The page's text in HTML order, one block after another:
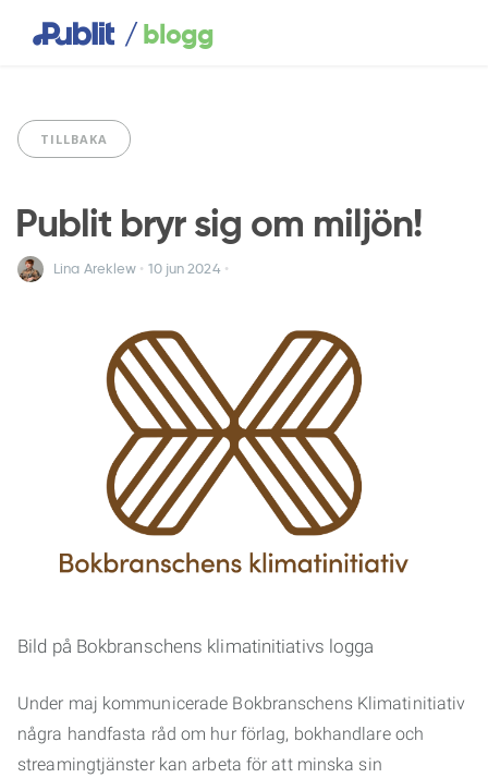
/blogg
TILLBAKA
Publit bryr sig om miljön!
Lina Areklew • 10 jun 2024 •
Bild på Bokbranschens klimatinitiativs logga
Under maj kommunicerade Bokbranschens Klimatinitiativ
några handfasta råd om hur förlag, bokhandlare och
streamingtjänster kan arbeta för att minska sin